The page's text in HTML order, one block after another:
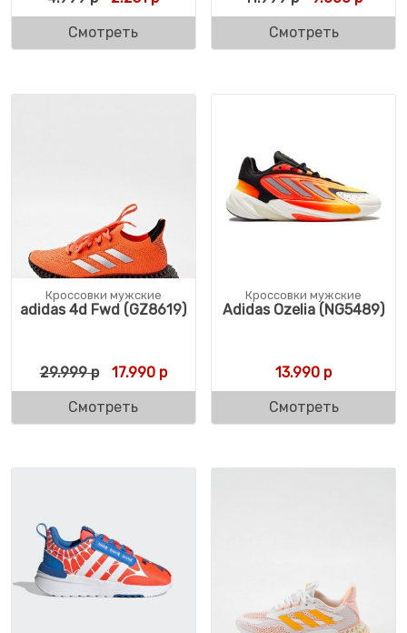
Смотреть Смотреть
Кроссовки мужские
adidas 4d Fwd (GZ8619)
29.999р Первоначальная цена составляла 29.999
17.990рТекущая цена: 17.990 р.
Смотреть
Кроссовки мужские
Adidas Ozelia (NG5489)
13.990 р
Смотреть